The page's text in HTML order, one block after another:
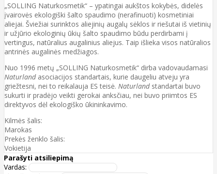
„SOLLING Naturkosmetik“ – ypatingai aukštos kokybės, didelės
įvairovės ekologiški šalto spaudimo (nerafinuoti) kosmetiniai
aliejai. Šviežiai surinktos aliejinių augalų sėklos ir riešutai iš vietinių
ir užjūrio ekologinių ūkių šalto spaudimo būdu perdirbami į
vertingus, natūralius augalinius aliejus. Taip išlieka visos natūralios
antrinės augalinės medžiagos.
Nuo 1996 metų „SOLLING Naturkosmetik“ dirba vadovaudamasi
Naturlandasociacijos standartais, kurie daugeliu atveju yra
griežtesni, nei to reikalauja ES teisė. Naturlandstandartai buvo
sukurti ir pradėjo veikti gerokai anksčiau, nei buvo priimtos ES
direktyvos dėl ekologiško ūkininkavimo.
Kilmės šalis:
Marokas
Prekės ženklo šalis:
Vokietija
Parašyti atsiliepimą
Vardas: